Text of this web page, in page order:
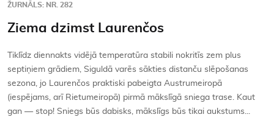
ŽURNĀLS: NR. 282
Ziema dzimst Laurenčos
Tiklīdz diennakts vidējā temperatūra stabili nokritīs zem plus
septiņiem grādiem, Siguldā varēs sākties distanču slēpošanas
sezona, jo Laurenčos praktiski pabeigta Austrumeiropā
(iespējams, arī Rietumeiropā) pirmā mākslīgā sniega trase. Kaut
gan — stop! Sniegs būs dabisks, mākslīgs būs tikai aukstums...